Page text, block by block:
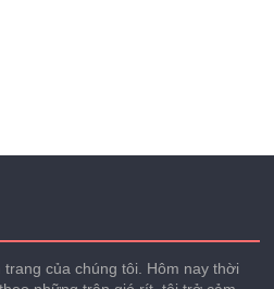
của chúng tôi. Hôm nay thời